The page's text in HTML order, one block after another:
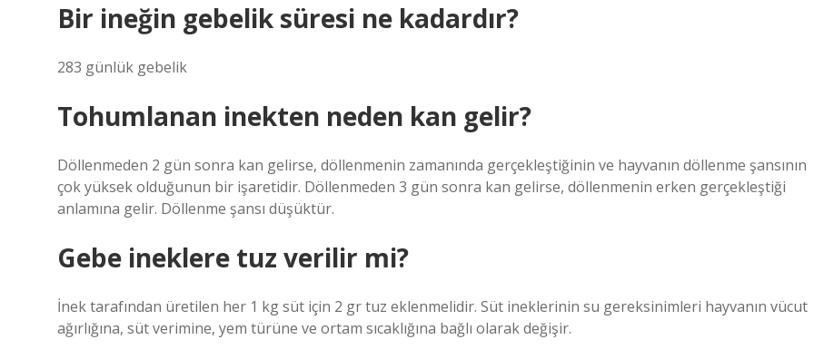
Bir ineğin gebelik süresi ne kadardır?
283 günlük gebelik
Tohumlanan inekten neden kan gelir?
Döllenmeden 2 gün sonra kan gelirse, döllenmenin zamanında gerçekleştiğinin ve hayvanın döllenme şansının
çok yüksek olduğunun bir işaretidir. Döllenmeden 3 gün sonra kan gelirse, döllenmenin erken gerçekleştiği
anlamına gelir. Döllenme şansı düşüktür.
Gebe ineklere tuz verilir mi?
İnek tarafından üretilen her 1 kg süt için 2 gr tuz eklenmelidir. Süt ineklerinin su gereksinimleri hayvanın vücut
ağırlığına, süt verimine, yem türüne ve ortam sıcaklığına bağlı olarak değişir.